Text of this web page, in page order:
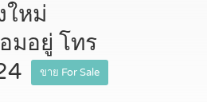
ใหม่
มอยู่ โทร
ขาย For Sale